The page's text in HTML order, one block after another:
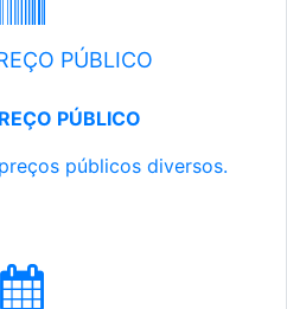
PÚBLICO
PÚBLICO
públicos diversos.